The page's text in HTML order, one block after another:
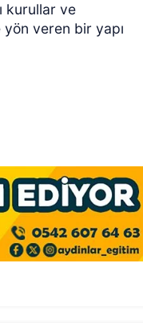
kurullar ve
veren bir yapı